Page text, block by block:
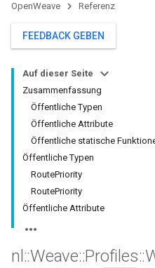
OpenWeave Referenz
FEEDBACK GEBEN
Auf dieser Seite
Zusammenfassung
Öffentliche Typen
Öffentliche Attribute
Öffentliche statische
Öffentliche Typen
RoutePriority
RoutePriority
Öffentliche Attribute
nl ::Weave::Profiles::